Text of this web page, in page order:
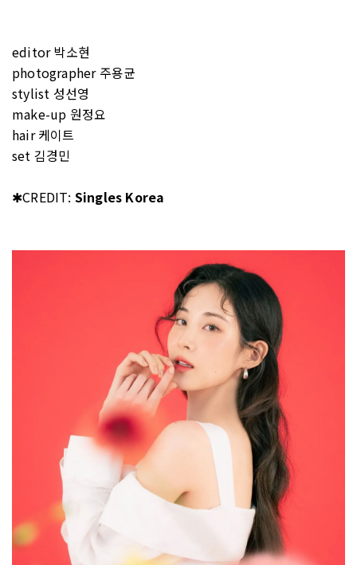
editor 박소현
photographer 주용균
stylist 성선영
make-up 원정요
hair 케이트
set 김경민
✱CREDIT: Singles Korea